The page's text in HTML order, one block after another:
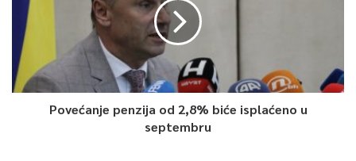
Povećanje penzija od 2,8% biće isplaćeno u
septembru